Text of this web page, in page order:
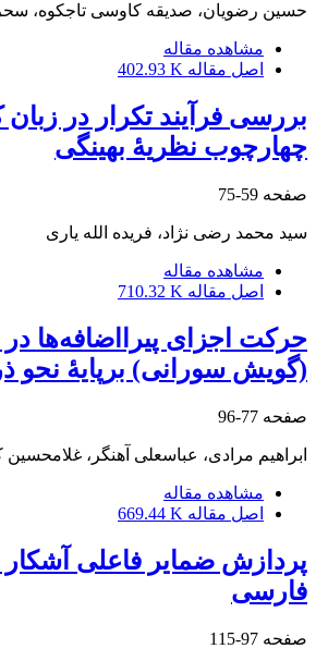
حسین رضویان، صدیقه کاوسی تاجکوه،
مشاهده مقاله
اصل مقاله 402.93 K
بررسی فرآیند تکرار در زبان
چهارچوب نظریۀ بهینگی
صفحه 59-75
سید محمد رضی نژاد، فریده الله یاری
مشاهده مقاله
اصل مقاله 710.32 K
حرکت اجزای پیرااضافه‌ها
(گویش سورانی) برپایۀ نحو
صفحه 77-96
ابراهیم مرادی، عباسعلی آهنگر،
مشاهده مقاله
اصل مقاله 669.44 K
پردازش ضمایر فاعلی آشکار
فارسی
صفحه 97-115